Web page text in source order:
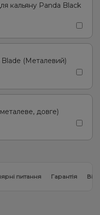
Манго Кола, Лайм
Кавун М'ята
кальяну Panda Black
Blade (Металевий)
довге)
питання Гарантія